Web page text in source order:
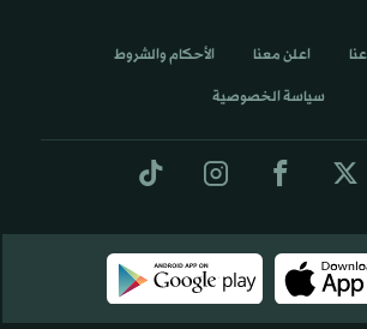
اعلن معنا الأحكام والشروط
سياسة الخصوصية